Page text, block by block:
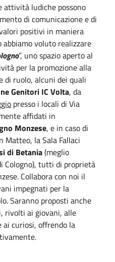
attività ludiche possono
di comunicazione e di
positivi in maniera
voluto realizzare
”, uno spazio aperto al
per la promozione alla
di ruolo, alcuni dei quali
Genitori IC Volta, da
presso i locali di Via
affidati in
Monzese, e in caso di
Matteo, la Sala Fallaci
di Betania(meglio
Cologno), tutti di proprietà
Collabora con noi il
impegnati per la
Saranno proposti anche
rivolti ai giovani, alle
ai curiosi, offrendo la